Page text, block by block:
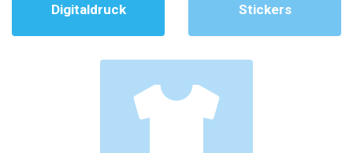
Digitaldruck Stickers